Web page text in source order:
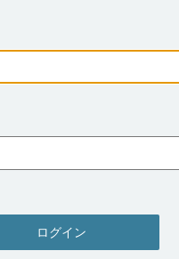
ログイン